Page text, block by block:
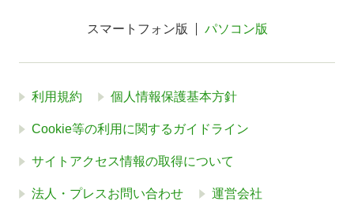
スマートフォン版 パソコン版
利用規約 個人情報保護基本方針
Cookie等の利用に関するガイドライン
サイトアクセス情報の取得について
法人・プレスお問い合わせ 運営会社